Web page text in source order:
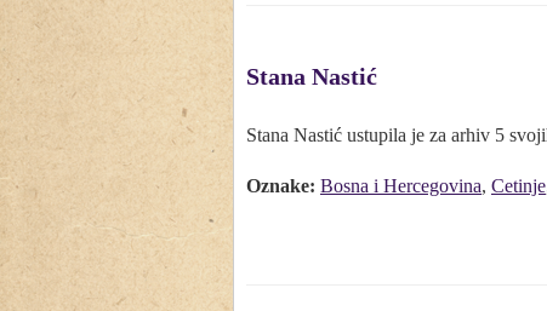
Stana Nastić
Stana Nastić ustupila je za arhiv 5
Oznake: Bosna i Hercegovina, Cetinje